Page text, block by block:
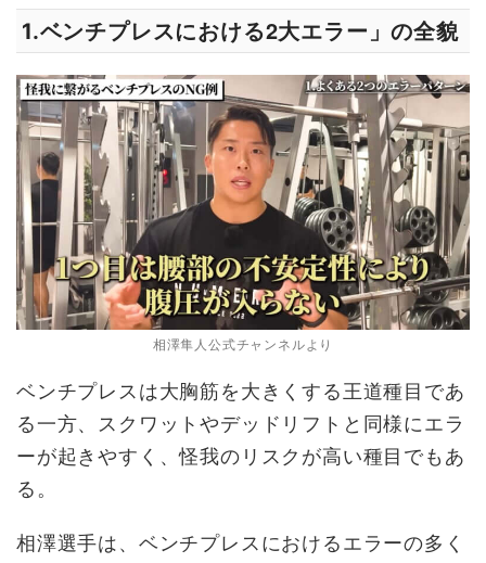
1.ベンチプレスにおける2大エラー」の全貌
相澤隼人公式チャンネルより
ベンチプレスは大胸筋を大きくする王道種目であ
る一方、スクワットやデッドリフトと同様にエラ
ーが起きやすく、怪我のリスクが高い種目でもあ
る。
相澤選手は、ベンチプレスにおけるエラーの多く